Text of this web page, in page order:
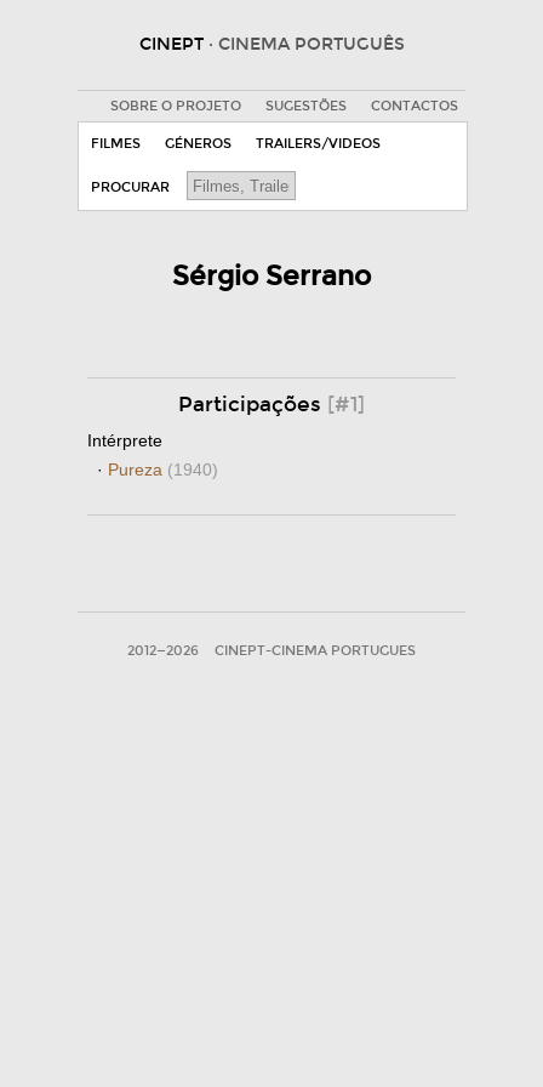
CINEPT · CINEMA PORTUGUÊS
SOBRE O PROJETO SUGESTÕES CONTACTOS
FILMES GÉNEROS TRAILERS/VIDEOS
PROCURAR
Sérgio Serrano
Participações [#1]
Intérprete
· Pureza (1940)
2012—2026 CINEPT-CINEMA PORTUGUES